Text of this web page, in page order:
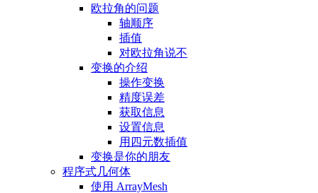
欧拉角的问题
轴顺序
插值
对欧拉角说不
变换的介绍
操作变换
精度误差
获取信息
设置信息
用四元数插值
变换是你的朋友
程序式几何体
使用 ArrayMesh